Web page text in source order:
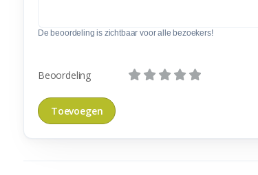
De beoordeling is zichtbaar voor alle bezoekers!
Beoordeling